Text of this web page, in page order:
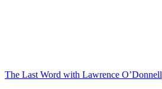
The Last Word with Lawrence O’Donnell